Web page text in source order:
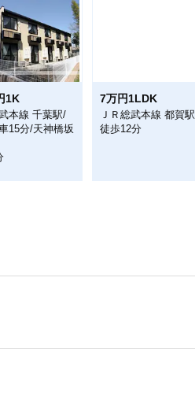
1K
本線 千葉駅/
15分/天神橋坂
7万円1LDK
ＪＲ総武本線 都賀駅
徒歩12分